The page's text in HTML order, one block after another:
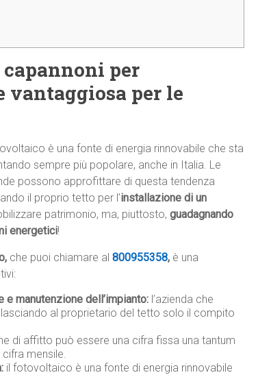
per
vantaggiosa per le
è una fonte di energia rinnovabile che sta
sempre più popolare, anche in Italia. Le
possono approfittare di questa tendenza
il proprio tetto per l’installazione di un
patrimonio, ma, piuttosto, guadagnando
energetici!
che puoi chiamare al 800955358, è una
manutenzione dell’impianto: l’azienda che
al proprietario del tetto solo il compito
di affitto può essere una cifra fissa una tantum
mensile.
il fotovoltaico è una fonte di energia rinnovabile